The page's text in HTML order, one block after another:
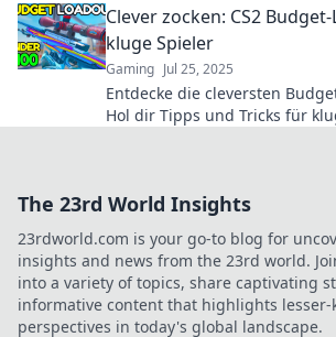
heraus!
Clever zocken: CS2
kluge Spieler
Gaming Jul 25, 2025
Entdecke die cleversten
Hol dir Tipps und Tricks für
The 23rd World Insights
23rdworld.com is your go-to blog for
insights and news from the 23rd world.
into a variety of topics, share captivating
informative content that highlights lesser-
perspectives in today's global landscape.